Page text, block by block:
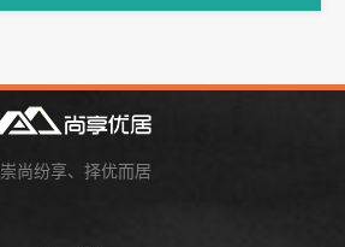
崇尚纷享、择优而居